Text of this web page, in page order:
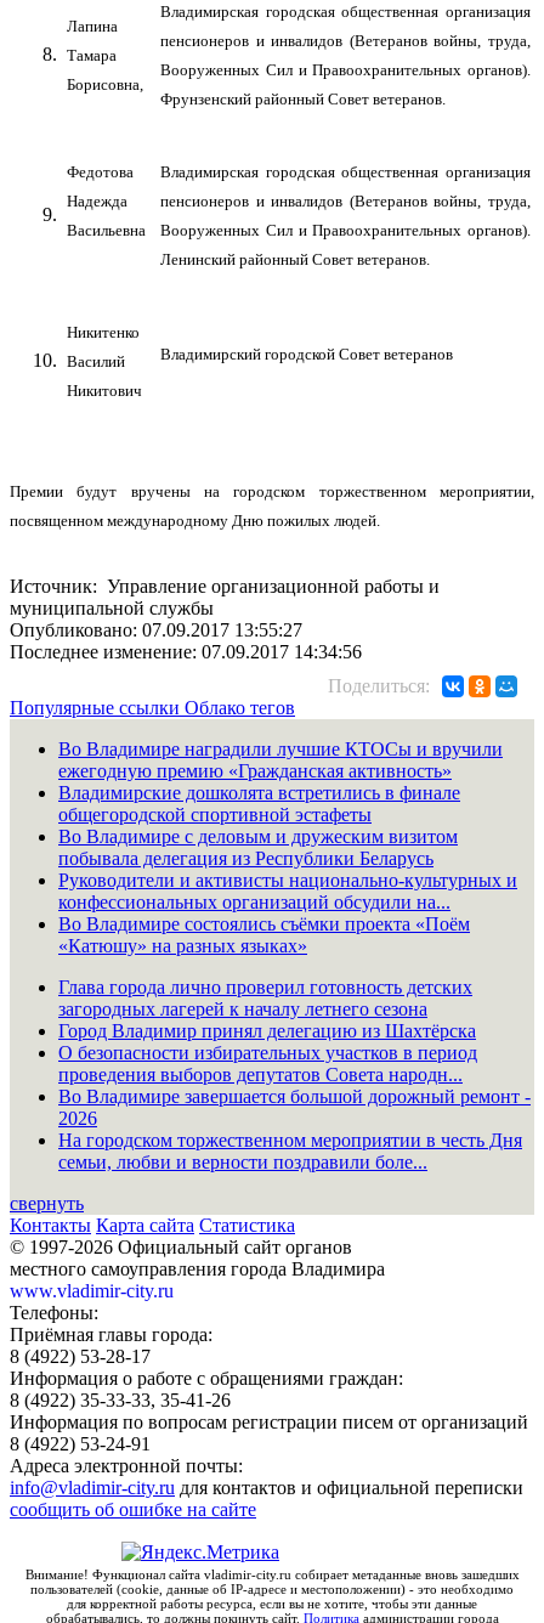
Лапина
Тамара
Борисовна,
Владимирская городская общественная организация
пенсионеров и инвалидов (Ветеранов войны, труда,
Вооруженных Сил и Правоохранительных органов).
Фрунзенский районный Совет ветеранов.
Федотова
Надежда
Васильевна
Владимирская городская общественная организация
пенсионеров и инвалидов (Ветеранов войны, труда,
Вооруженных Сил и Правоохранительных органов).
Ленинский районный Совет ветеранов.
Никитенко
Василий
Никитович
Владимирский городской Совет ветеранов
Премии будут вручены на городском торжественном мероприятии,
посвященном международному Дню пожилых людей.
Источник: Управление организационной работы и
муниципальной службы
Опубликовано: 07.09.2017 13:55:27
Последнее изменение: 07.09.2017 14:34:56
Поделиться:
Популярные ссылки Облако тегов
Во Владимире наградили лучшие КТОСы и вручили
ежегодную премию «Гражданская активность»
Владимирские дошколята встретились в финале
общегородской спортивной эстафеты
Во Владимире с деловым и дружеским визитом
побывала делегация из Республики Беларусь
Руководители и активисты национально-культурных и
конфессиональных организаций обсудили на...
Во Владимире состоялись съёмки проекта «Поём
«Катюшу» на разных языках»
Глава города лично проверил готовность детских
загородных лагерей к началу летнего сезона
Город Владимир принял делегацию из Шахтёрска
О безопасности избирательных участков в период
проведения выборов депутатов Совета народн...
Во Владимире завершается большой дорожный ремонт -
2026
На городском торжественном мероприятии в честь Дня
семьи, любви и верности поздравили боле...
свернуть
Контакты Карта сайта Статистика
© 1997-2026 Официальный сайт органов
местного самоуправления города Владимира
www.vladimir-city.ru
Телефоны:
Приёмная главы города:
8 (4922) 53-28-17
Информация о работе с обращениями граждан:
8 (4922) 35-33-33, 35-41-26
Информация по вопросам регистрации писем от организаций
8 (4922) 53-24-91
Адреса электронной почты:
info@vladimir-city.ru для контактов и официальной переписки
сообщить об ошибке на сайте
Внимание! Функционал сайта vladimir-city.ru собирает метаданные вновь зашедших
пользователей (cookie, данные об IP-адресе и местоположении) - это необходимо
для корректной работы ресурса, если вы не хотите, чтобы эти данные
обрабатывались, то должны покинуть сайт. Политикаадминистрации города